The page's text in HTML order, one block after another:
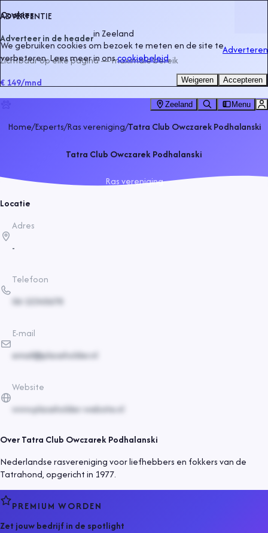
ADVERTENTIE
Adverteer in de headerinZeeland
Zichtbaar op elke pagina — maximale bereik
€ 149/mnd
Adverteren
Zeeland Menu
Home/Experts/Ras vereniging/Tatra Club Owczarek Podhalanski
Tatra Club Owczarek Podhalanski
Ras vereniging
Locatie
Adres
-
Telefoon
06-12345678
E-mail
email@placeholder.nl
Website
www.placeholder-website.nl
OverTatra Club Owczarek Podhalanski
Nederlandse rasvereniging voor liefhebbers en fokkers van de
Tatrahond, opgericht in 1977.
PREMIUM WORDEN
Zet jouw bedrijf in de spotlight
Cookies
We gebruiken cookies om bezoek te meten en de site te
verbeteren. Lees meer in onscookiebeleid.
Weigeren Accepteren